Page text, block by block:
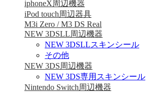
iphoneX周辺機器
iPod touch周辺器具
M3i Zero / M3 DS Real
NEW 3DSLL周辺機器
NEW 3DSLLスキンシール
その他
NEW 3DS周辺機器
NEW 3DS専用スキンシール
Nintendo Switch周辺機器